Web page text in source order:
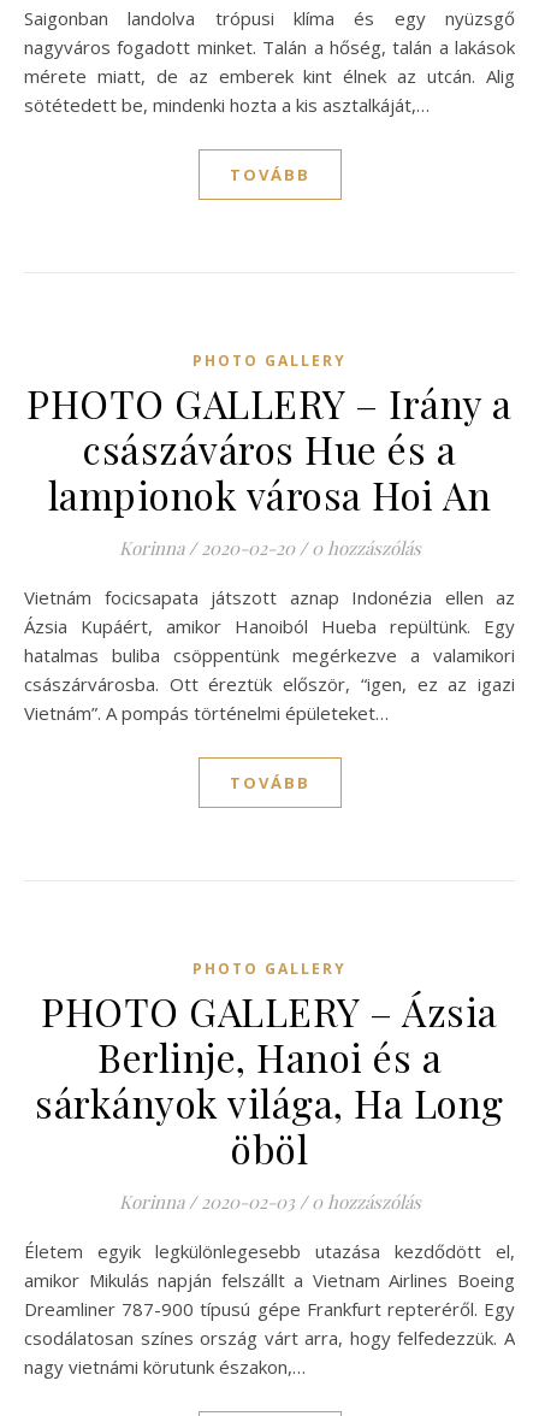
Saigonban landolva trópusi klíma és egy nyüzsgő
nagyváros fogadott minket. Talán a hőség, talán a lakások
mérete miatt, de az emberek kint élnek az utcán. Alig
sötétedett be, mindenki hozta a kis asztalkáját,…
TOVÁBB
PHOTO GALLERY
PHOTO GALLERY – Irány a
császáváros Hue és a
lampionok városa Hoi An
Korinna / 2020-02-20 / 0 hozzászólás
Vietnám focicsapata játszott aznap Indonézia ellen az
Ázsia Kupáért, amikor Hanoiból Hueba repültünk. Egy
hatalmas buliba csöppentünk megérkezve a valamikori
császárvárosba. Ott éreztük először, “igen, ez az igazi
Vietnám”. A pompás történelmi épületeket…
TOVÁBB
PHOTO GALLERY
PHOTO GALLERY – Ázsia
Berlinje, Hanoi és a
sárkányok világa, Ha Long
öböl
Korinna / 2020-02-03 / 0 hozzászólás
Életem egyik legkülönlegesebb utazása kezdődött el,
amikor Mikulás napján felszállt a Vietnam Airlines Boeing
Dreamliner 787-900 típusú gépe Frankfurt repteréről. Egy
csodálatosan színes ország várt arra, hogy felfedezzük. A
nagy vietnámi körutunk északon,…